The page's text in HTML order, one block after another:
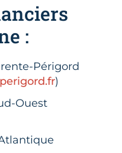
:
Périgord
)
Ouest